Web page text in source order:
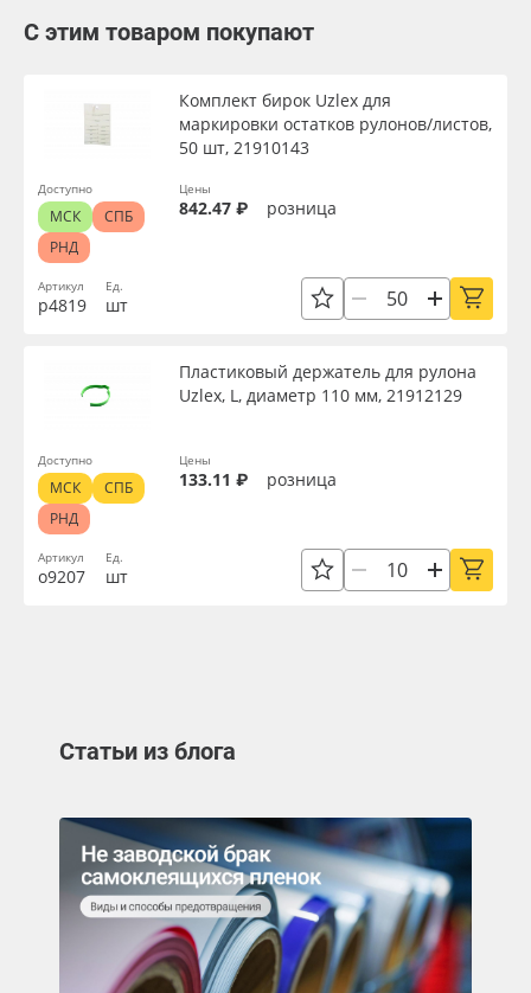
С этим товаром покупают
Артикул
р4819
Комплект бирок Uzlex для
маркировки остатков рулонов/листов,
50 шт, 21910143
Ед.
шт
Цены
842.47 ₽ розница
Доступно
МСК
СПБ
РНД
Артикул
о9207
Пластиковый держатель для рулона
Uzlex, L, диаметр 110 мм, 21912129
Ед.
шт
Цены
133.11 ₽ розница
Доступно
МСК
СПБ
РНД
Статьи из блога